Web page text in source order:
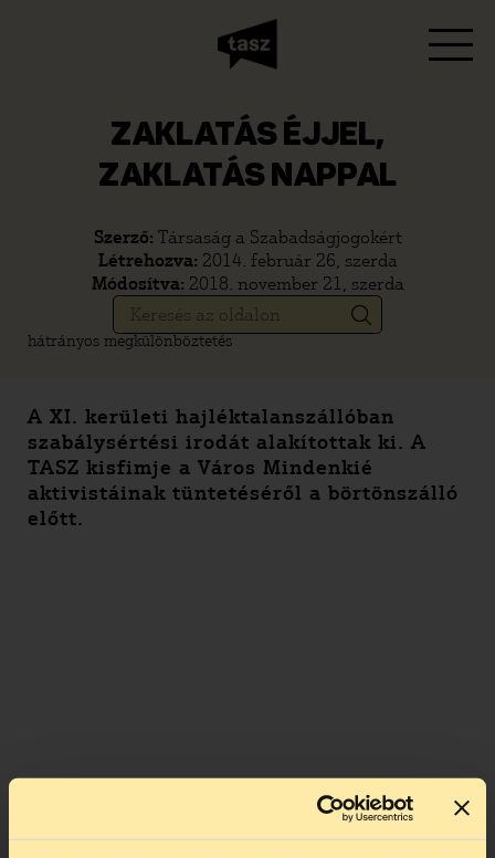
ZAKLATÁS ÉJJEL,
ZAKLATÁS NAPPAL
Szerző: Társaság a Szabadságjogokért
Létrehozva: 2014. február 26, szerda
Módosítva: 2018. november 21, szerda
hátrányos megkülönböztetés
A XI. kerületi hajléktalanszállóban
szabálysértési irodát alakítottak ki. A
TASZ kisfimje a Város Mindenkié
aktivistáinak tüntetéséről a börtönszálló
előtt.